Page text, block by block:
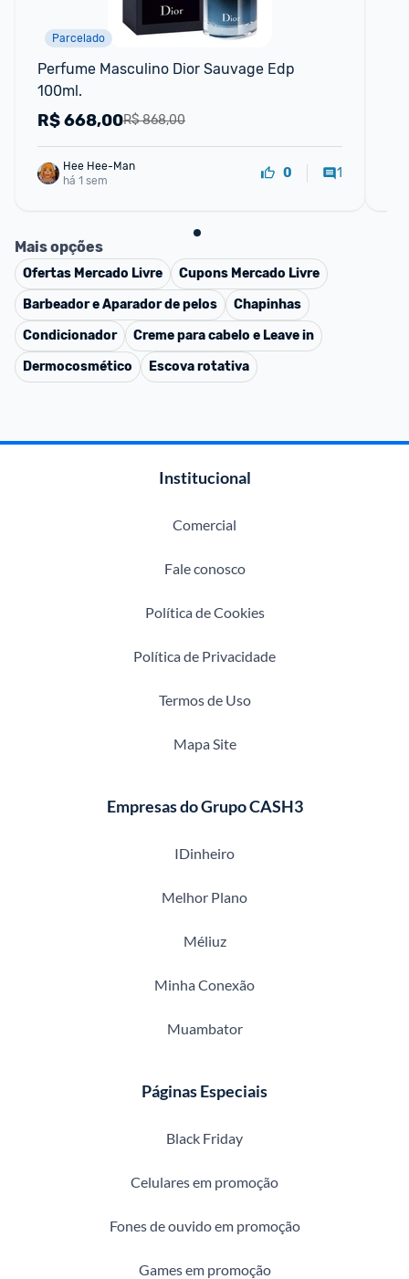
Parcelado
Perfume Masculino Dior Sauvage Edp
100ml.
R$ 868,00
R$668,00
Hee Hee-Man
há 1 sem
0 1
Mais opções
Ofertas Mercado Livre Cupons Mercado Livre
Barbeador e Aparador de pelos
Chapinhas
Condicionador
Creme para cabelo e Leave in
Dermocosmético
Escova rotativa
Institucional
Comercial
Fale conosco
Política de Cookies
Política de Privacidade
Termos de Uso
Mapa Site
Empresas do Grupo CASH3
IDinheiro
Melhor Plano
Méliuz
Minha Conexão
Muambator
Páginas Especiais
Black Friday
Celulares em promoção
Fones de ouvido em promoção
Games em promoção